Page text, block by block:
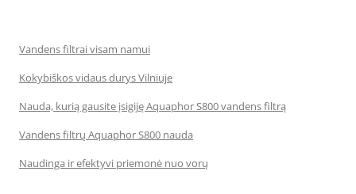
Vandens filtrai visam namui
Kokybiškos vidaus durys Vilniuje
Nauda, kurią gausite įsigiję Aquaphor S800 vandens filtrą
Vandens filtrų Aquaphor S800 nauda
Naudinga ir efektyvi priemonė nuo vorų